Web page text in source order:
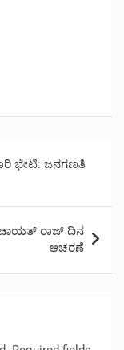
ಭೇಟಿ: ಜನಗಣತಿ
ರಾಜ್ ದಿನ
ಆಚರಣೆ